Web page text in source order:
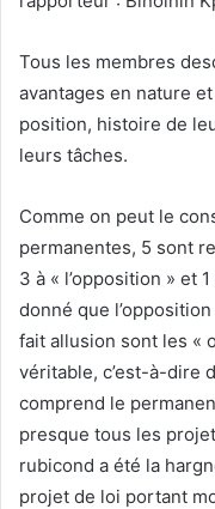
Tous les membres
avantages en nature
position, histoire de
leurs tâches.
Comme on peut le
permanentes, 5 sont
3 à « l’opposition » et
donné que
fait allusion sont les «
véritable, c’est-à-dire
comprend le
presque tous les
rubicond a été la
projet de loi portant